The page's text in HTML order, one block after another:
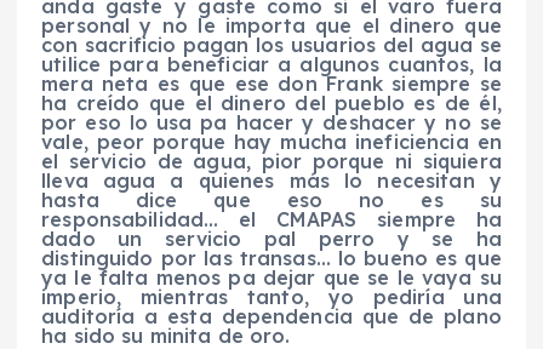
anda gaste y gaste como si el varo fuera
personal y no le importa que el dinero que
con sacrificio pagan los usuarios del agua se
utilice para beneficiar a algunos cuantos, la
mera neta es que ese don Frank siempre se
ha creído que el dinero del pueblo es de él,
por eso lo usa pa hacer y deshacer y no se
vale, peor porque hay mucha ineficiencia en
el servicio de agua, pior porque ni siquiera
lleva agua a quienes más lo necesitan y
hasta dice que eso no es su
responsabilidad… el CMAPAS siempre ha
dado un servicio pal perro y se ha
distinguido por las transas… lo bueno es que
ya le falta menos pa dejar que se le vaya su
imperio, mientras tanto, yo pediría una
auditoría a esta dependencia que de plano
ha sido su minita de oro.